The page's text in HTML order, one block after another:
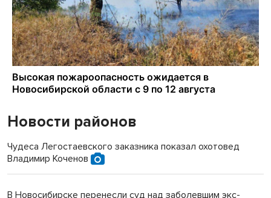
Новости районов
Чудеса Легостаевского заказника показал охотовед
Владимир Коченов
В Новосибирске перенесли суд над заболевшим экс-